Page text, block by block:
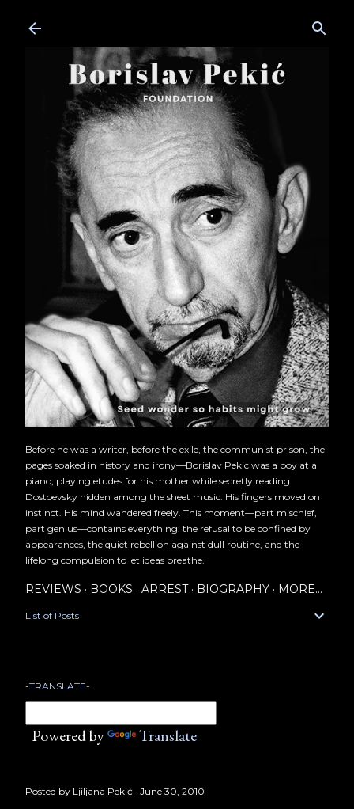
Before he was a writer, before the exile, the communist prison, the
pages soaked in history and irony—Borislav Pekic was a boy at a
piano, playing etudes for his mother while secretly reading
Dostoevsky hidden among the sheet music. His fingers moved on
instinct. His mind wandered freely. This moment—part mischief,
part genius—contains everything: the refusal to be confined by
appearances, the quiet rebellion against dull routine, and the
lifelong compulsion to let ideas breathe.
REVIEWS BOOKS ARREST BIOGRAPHY MORE…
List of Posts
-TRANSLATE-
Powered by Translate
Posted by Ljiljana Pekić June 30, 2010